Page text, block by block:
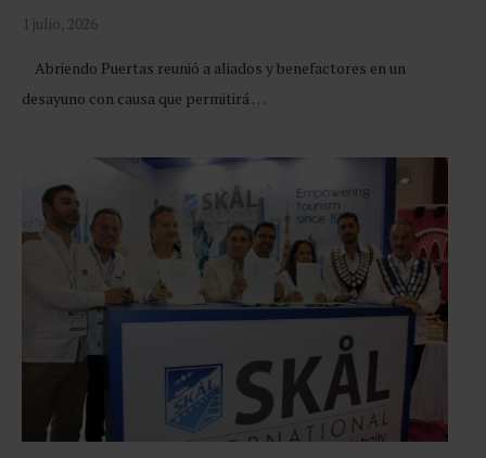
1 julio, 2026
Abriendo Puertas reunió a aliados y benefactores en un
desayuno con causa que permitirá …